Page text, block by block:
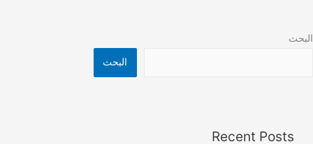
البحث
البحث
Recent Posts